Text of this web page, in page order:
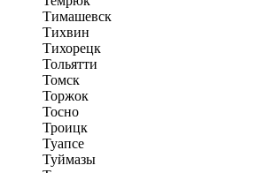
Тимашевск
Тихвин
Тихорецк
Тольятти
Томск
Торжок
Тосно
Троицк
Туапсе
Туймазы